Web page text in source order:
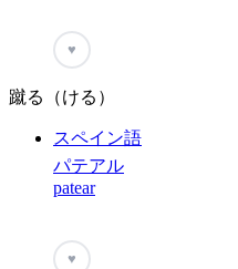
♥
蹴る（ける）
スペイン語
パテアル
patear
♥